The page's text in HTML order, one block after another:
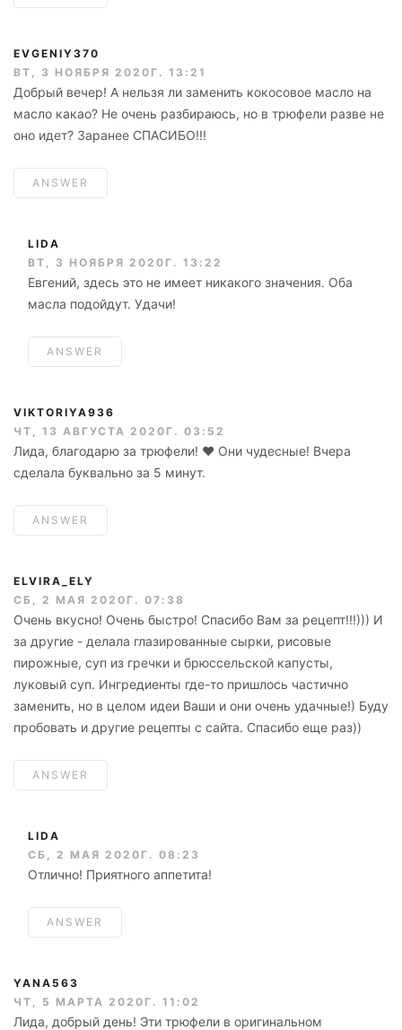
EVGENIY370
ВТ, 3 НОЯБРЯ 2020Г. 13:21
Добрый вечер! А нельзя ли заменить кокосовое масло на
масло какао? Не очень разбираюсь, но в трюфели разве не
оно идет? Заранее СПАСИБО!!!
ANSWER
LIDA
ВТ, 3 НОЯБРЯ 2020Г. 13:22
Евгений, здесь это не имеет никакого значения. Оба
масла подойдут. Удачи!
ANSWER
VIKTORIYA936
ЧТ, 13 АВГУСТА 2020Г. 03:52
Лида, благодарю за трюфели! ❤️ Они чудесные! Вчера
сделала буквально за 5 минут.
ANSWER
ELVIRA_ELY
СБ, 2 МАЯ 2020Г. 07:38
Очень вкусно! Очень быстро! Спасибо Вам за рецепт!!!))) И
за другие - делала глазированные сырки, рисовые
пирожные, суп из гречки и брюссельской капусты,
луковый суп. Ингредиенты где-то пришлось частично
заменить, но в целом идеи Ваши и они очень удачные!) Буду
пробовать и другие рецепты с сайта. Спасибо еще раз))
ANSWER
LIDA
СБ, 2 МАЯ 2020Г. 08:23
Отлично! Приятного аппетита!
ANSWER
YANA563
ЧТ, 5 МАРТА 2020Г. 11:02
Лида, добрый день! Эти трюфели в оригинальном